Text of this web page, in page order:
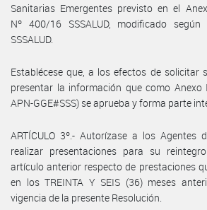
Sanitarias Emergentes previsto en el
Nº 400/16 SSSALUD, modificado
SSSALUD.
Establécese que, a los efectos de solicitar
presentar la información que como Anexo
APN-GGE#SSS) se aprueba y forma parte
ARTÍCULO 3º.- Autorízase a los Agentes
realizar presentaciones para su
artículo anterior respecto de prestaciones
en los TREINTA Y SEIS (36) meses
vigencia de la presente Resolución.